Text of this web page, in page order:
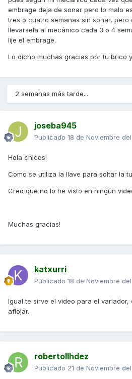
embrage deja de sonar pero lo malo
tres o cuatro semanas sin sonar,
llevarsela al mecánico cada 3 o 4
lije el embrage.
Lo dicho muchas gracias por tu brico
2 semanas más tarde...
joseba945
Publicado 18 de Noviembre del
Hola chicos!
Como se utiliza la llave para soltar la
Creo que no lo he visto en ningún
Muchas gracias!
katxurri
Publicado 18 de Noviembre del
Igual te sirve el video para el
aflojar.
robertollhdez
Publicado 21 de Noviembre del